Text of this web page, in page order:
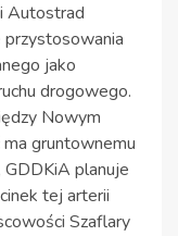
Autostrad
przystosowania
jako
drogowego.
Nowym
gruntownemu
planuje
tej arterii
Szaflary